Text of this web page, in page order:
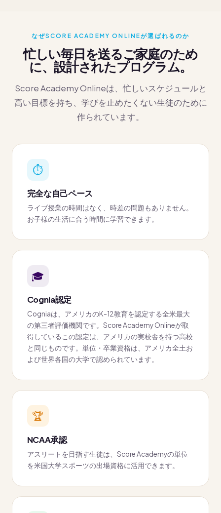
なぜSCORE ACADEMY ONLINEが選ばれるのか
忙しい毎日を送るご家庭のため
に、設計されたプログラム。
Score Academy Onlineは、忙しいスケジュールと
高い目標を持ち、学びを止めたくない生徒のために
作られています。
⏱
完全な自己ペース
ライブ授業の時間はなく、時差の問題もありません。
お子様の生活に合う時間に学習できます。
🎓
Cognia認定
Cogniaは、アメリカのK-12教育を認定する全米最大
の第三者評価機関です。Score Academy Onlineが取
得しているこの認定は、アメリカの実校舎を持つ高校
と同じものです。単位・卒業資格は、アメリカ全土お
よび世界各国の大学で認められています。
🏆
NCAA承認
アスリートを目指す生徒は、Score Academyの単位
を米国大学スポーツの出場資格に活用できます。